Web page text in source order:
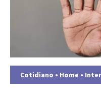
Cotidiano • Home •